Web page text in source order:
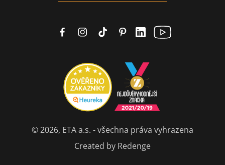
© 2026, ETA a.s. - všechna práva vyhrazena
Created by Redenge